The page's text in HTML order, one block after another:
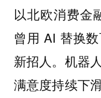
以北欧消费金
曾用 AI 替换
新招人。机器
满意度持续下